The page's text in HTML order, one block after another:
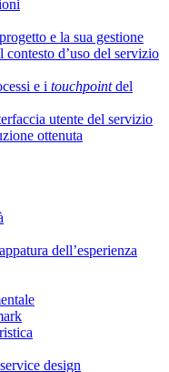
e la sua gestione
d’uso del servizio
e i touchpointdel
utente del servizio
ottenuta
dell’esperienza
design